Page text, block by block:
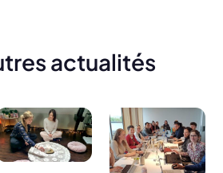
actualités